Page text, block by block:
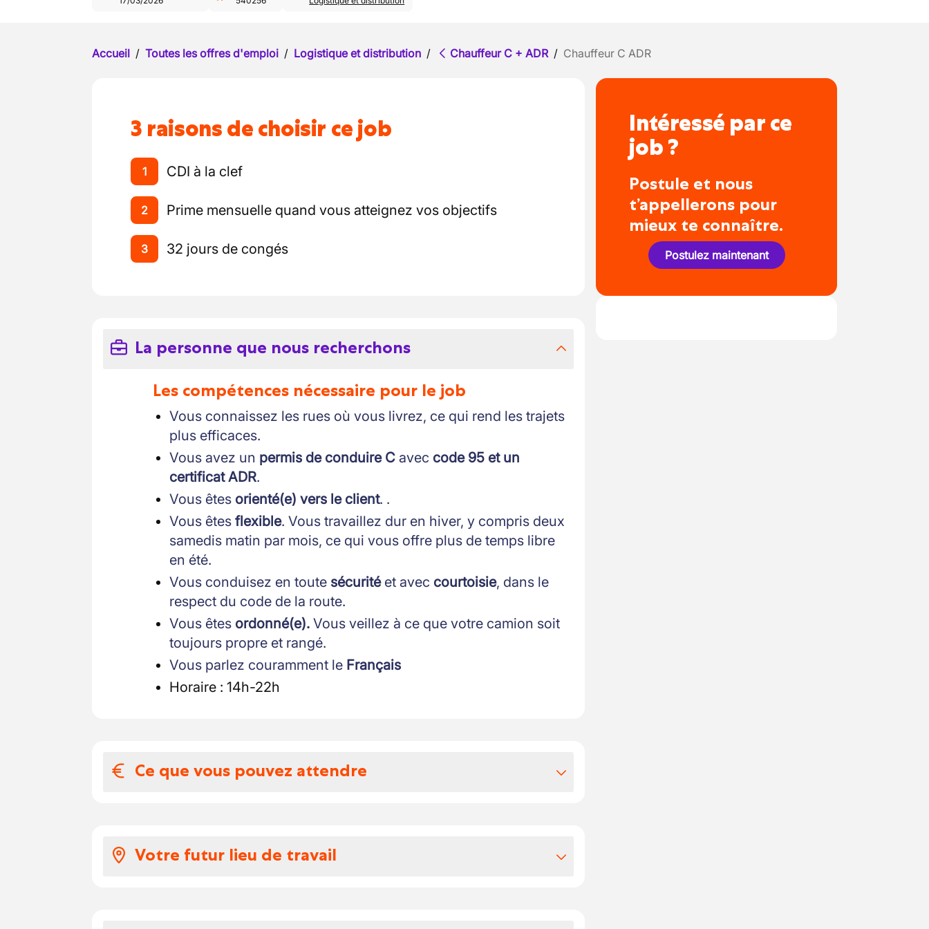
Accueil / Toutes les offres d'emploi / Logistique et distribution / Chauffeur C + ADR / Chauffeur C ADR
3 raisons de choisir ce job
1 CDI à la clef
2 Prime mensuelle quand vous atteignez vos objectifs
3 32 jours de congés
La personne que nous recherchons
Les compétences nécessaire pour le job
Vous connaissez les rues où vous livrez, ce qui rend les trajets
plus efficaces.
Vous avez un permis de conduire C avec code 95 et un
certificat ADR.
Vous êtes orienté(e) vers le client. .
Vous êtes flexible. Vous travaillez dur en hiver, y compris deux
samedis matin par mois, ce qui vous offre plus de temps libre
en été.
Vous conduisez en toute sécurité et avec courtoisie, dans le
respect du code de la route.
Vous êtes ordonné(e). Vous veillez à ce que votre camion soit
toujours propre et rangé.
Vous parlez couramment le Français
Horaire : 14h-22h
Ce que vous pouvez attendre
selon votre expérience, votre salaire se situe entre 15.5 et 17
Votre futur lieu de travail
Intéressé par ce
job ?
Postule et nous
t’appellerons pour
mieux te connaître.
Postulez maintenant